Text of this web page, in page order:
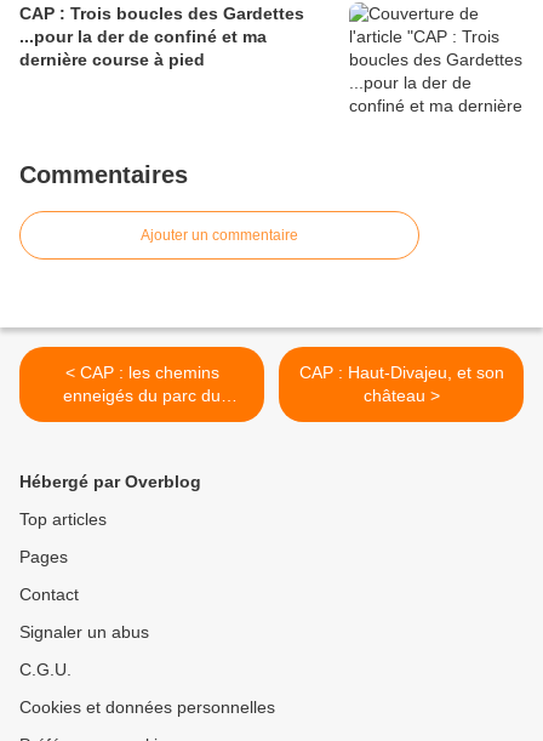
CAP : Trois boucles des Gardettes
...pour la der de confiné et ma
dernière course à pied
Commentaires
Ajouter un commentaire
< CAP : les chemins
enneigés du parc du
Bosquet
CAP : Haut-Divajeu, et son
château >
Hébergé par Overblog
Top articles
Pages
Contact
Signaler un abus
C.G.U.
Cookies et données personnelles